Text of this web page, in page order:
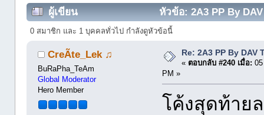
ผู้เขียน หัวข้อ: 2A3 PP By
0 สมาชิก และ 1 บุคคลทั่วไป กำลังดูหัวข้อนี้
CreÃte_Lek ♫
BuRaPha_TeAm
Global Moderator
Hero Member
Re: 2A3 PP By DAV
« ตอบกลับ #240 เมื่อ:
PM »
โค้งสุดท้าย